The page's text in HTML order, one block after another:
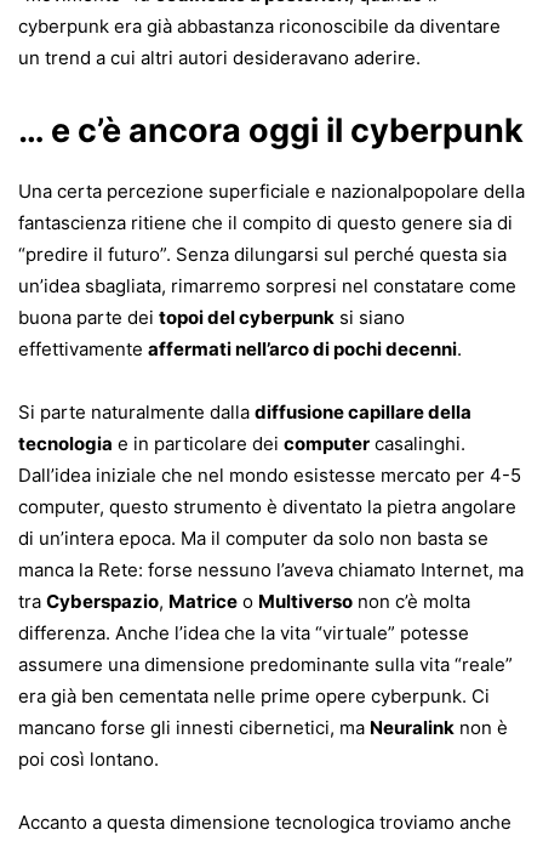
cyberpunk era già abbastanza riconoscibile da diventare
un trend a cui altri autori desideravano aderire.
… e c’è ancora oggi il cyberpunk
Una certa percezione superficiale e nazionalpopolare della
fantascienza ritiene che il compito di questo genere sia di
“predire il futuro”. Senza dilungarsi sul perché questa sia
un’idea sbagliata, rimarremo sorpresi nel constatare come
buona parte dei topoi del cyberpunk si siano
effettivamente affermati nell’arco di pochi decenni.
Si parte naturalmente dalla diffusione capillare della
tecnologia e in particolare dei computer casalinghi.
Dall’idea iniziale che nel mondo esistesse mercato per 4-5
computer, questo strumento è diventato la pietra angolare
di un’intera epoca. Ma il computer da solo non basta se
manca la Rete: forse nessuno l’aveva chiamato Internet, ma
tra Cyberspazio, Matrice o Multiverso non c’è molta
differenza. Anche l’idea che la vita “virtuale” potesse
assumere una dimensione predominante sulla vita “reale”
era già ben cementata nelle prime opere cyberpunk. Ci
mancano forse gli innesti cibernetici, ma Neuralink non è
poi così lontano.
Accanto a questa dimensione tecnologica troviamo anche